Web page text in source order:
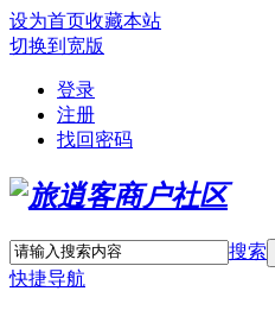
设为首页收藏本站
切换到宽版
登录
注册
找回密码
搜索
快捷导航